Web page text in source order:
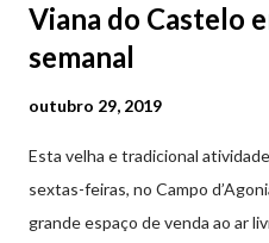
Viana do Castelo
semanal
outubro 29, 2019
Esta velha e tradicional
sextas-feiras, no Campo
grande espaço de venda ao ar